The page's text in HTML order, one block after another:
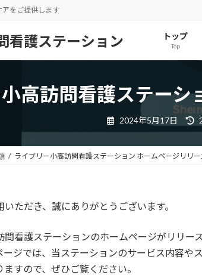
をご提供します
看護ステーション トップ
Top
高訪問看護ステーシ
2024年5月17日
ライブリー小高訪問看護ステーション ホームページリリ
ただき、誠にありがとうございます。
問看護ステーションのホームページがリリー
ージでは、当ステーションのサービス内容や
すので、ぜひご覧ください。